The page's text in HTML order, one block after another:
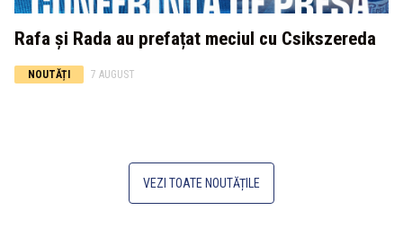
Rafa și Rada au prefațat meciul cu Csikszereda
NOUTĂȚI 7 AUGUST
VEZI TOATE NOUTĂȚILE